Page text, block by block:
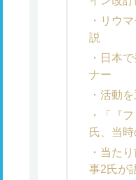
リウ
説
日本
ナー
活動
「『
氏、当
当た
事2氏が